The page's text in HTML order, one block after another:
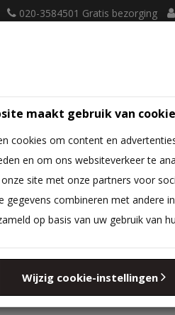
020-3584501 Gratis bezorging
BEDBODEM BEDTEXTIEL
maakt gebruik van
cookies om content en
en om ons websiteverkeer te
site met onze partners voor
gegevens combineren met andere
op basis van uw gebruik van
Wijzig cookie-instellingen